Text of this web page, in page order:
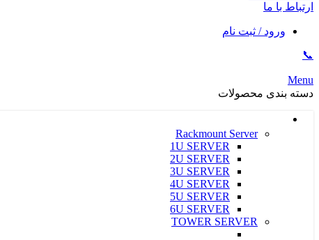
ارتباط با ما
ورود / ثبت نام
📞
Menu
دسته بندی محصولات
Rackmount Server
1U SERVER
2U SERVER
3U SERVER
4U SERVER
5U SERVER
6U SERVER
TOWER SERVER